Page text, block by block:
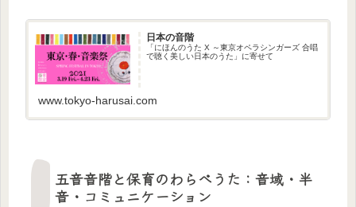
日本の音階
「にほんのうた X ～東京オペラシンガーズ 合唱
で聴く美しい日本のうた」に寄せて
www.tokyo-harusai.com
五音音階と保育のわらべうた：音域・半
音・コミュニケーション